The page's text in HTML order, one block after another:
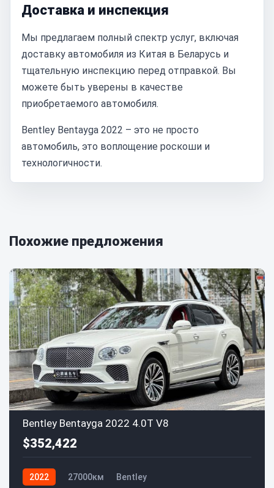
Доставка и инспекция
Мы предлагаем полный спектр услуг, включая
доставку автомобиля из Китая в Беларусь и
тщательную инспекцию перед отправкой. Вы
можете быть уверены в качестве
приобретаемого автомобиля.
Bentley Bentayga 2022 – это не просто
автомобиль, это воплощение роскоши и
технологичности.
Похожие предложения
Bentley Bentayga 2022 4.0T V8
$352,422
2022 27000км Bentley